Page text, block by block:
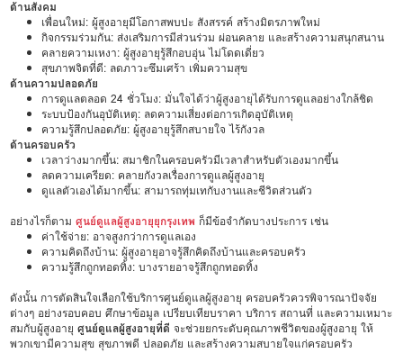
ด้านสังคม
เพื่อนใหม่: ผู้สูงอายุมีโอกาสพบปะ สังสรรค์ สร้างมิตรภาพใหม่
กิจกรรมร่วมกัน: ส่งเสริมการมีส่วนร่วม ผ่อนคลาย และสร้างความสนุกสนาน
คลายความเหงา: ผู้สูงอายุรู้สึกอบอุ่น ไม่โดดเดี่ยว
สุขภาพจิตที่ดี: ลดภาวะซึมเศร้า เพิ่มความสุข
ด้านความปลอดภัย
การดูแลตลอด 24 ชั่วโมง: มั่นใจได้ว่าผู้สูงอายุได้รับการดูแลอย่างใกล้ชิด
ระบบป้องกันอุบัติเหตุ: ลดความเสี่ยงต่อการเกิดอุบัติเหตุ
ความรู้สึกปลอดภัย: ผู้สูงอายุรู้สึกสบายใจ ไร้กังวล
ด้านครอบครัว
เวลาว่างมากขึ้น: สมาชิกในครอบครัวมีเวลาสำหรับตัวเองมากขึ้น
ลดความเครียด: คลายกังวลเรื่องการดูแลผู้สูงอายุ
ดูแลตัวเองได้มากขึ้น: สามารถทุ่มเทกับงานและชีวิตส่วนตัว
อย่างไรก็ตามศูนย์ดูแลผู้สูงอายุยุกรุงเทพ ก็มีข้อจำกัดบางประการ เช่น
ค่าใช้จ่าย: อาจสูงกว่าการดูแลเอง
ความคิดถึงบ้าน: ผู้สูงอายุอาจรู้สึกคิดถึงบ้านและครอบครัว
ความรู้สึกถูกทอดทิ้ง: บางรายอาจรู้สึกถูกทอดทิ้ง
ดังนั้น การตัดสินใจเลือกใช้บริการศูนย์ดูแลผู้สูงอายุ ครอบครัวควรพิจารณาปัจจัย
ต่างๆ อย่างรอบคอบ ศึกษาข้อมูล เปรียบเทียบราคา บริการ สถานที่ และความเหมาะ
สมกับผู้สูงอายุศูนย์ดูแลผู้สูงอายุที่ดี จะช่วยยกระดับคุณภาพชีวิตของผู้สูงอายุ ให้
พวกเขามีความสุข สุขภาพดี ปลอดภัย และสร้างความสบายใจแก่ครอบครัว